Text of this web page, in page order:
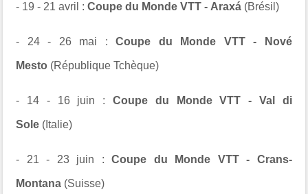
- 19- 21 avril :Coupe du Monde VTT - Araxá (Brésil)
- 24 - 26 mai :Coupe du Monde VTT - Nové
Mesto (République Tchèque)
- 14 - 16 juin :Coupe du Monde VTT - Val di
Sole (Italie)
- 21 - 23 juin :Coupe du Monde VTT - Crans-
Montana (Suisse)